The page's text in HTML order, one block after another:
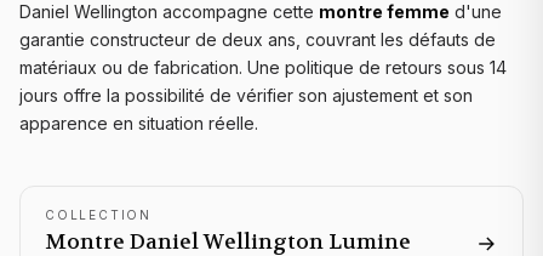
Daniel Wellington accompagne cette montre femme d'une
garantie constructeur de deux ans, couvrant les défauts de
matériaux ou de fabrication. Une politique de retours sous 14
jours offre la possibilité de vérifier son ajustement et son
apparence en situation réelle.
COLLECTION
Montre Daniel Wellington Lumine